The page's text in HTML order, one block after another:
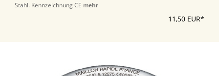
Stahl. Kennzeichnung CE mehr
11,50 EUR*